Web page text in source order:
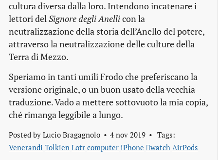
cultura diversa dalla loro. Intendono incatenare i
lettori delSignore degli Anellicon la
neutralizzazione della storia dell’Anello del potere,
attraverso la neutralizzazione delle culture della
Terra di Mezzo.
Speriamo in tanti umili Frodo che preferiscano la
versione originale, o un buon usato della vecchia
traduzione. Vado a mettere sottovuoto la mia copia,
ché rimanga leggibile a lungo.
Posted by Lucio Bragagnolo 4 nov 2019
Tags:
Venerandi Tolkien Lotr computer iPhone watch AirPods